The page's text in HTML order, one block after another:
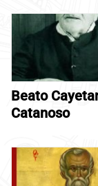
Beato
Catanoso